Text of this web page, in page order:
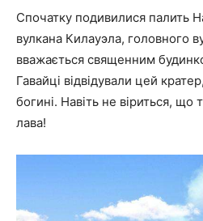
Спочатку подивилися палить
вулкана Килауэла, головного
вважається священним
Гавайці відвідували цей
богині. Навіть не віриться, що
лава!